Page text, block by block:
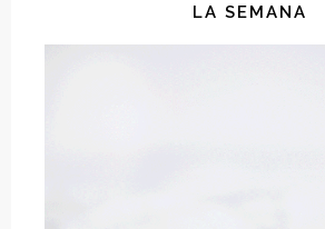
LA SEMANA